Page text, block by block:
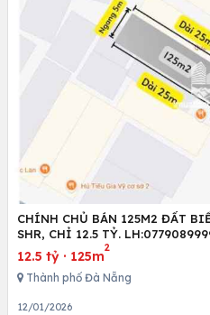
CHÍNH CHỦ BÁN 125M2 ĐẤT
SHR, CHỈ 12.5 TỶ.
12.5 tỷ · 125m
2
Thành phố Đà Nẵng
12/01/2026